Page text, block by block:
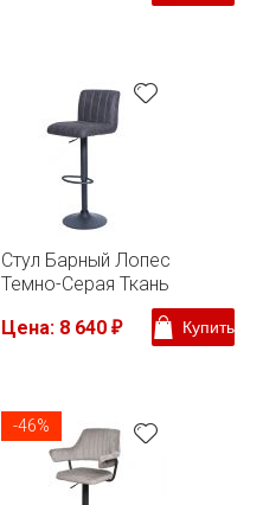
Стул Барный Лопес
Темно-Серая Ткань
Цена: 8 640₽ Купить
-46%